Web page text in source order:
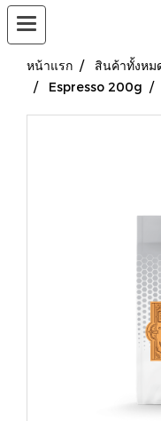
หน้าแรก สินค้าทั้งหม
Espresso 200g